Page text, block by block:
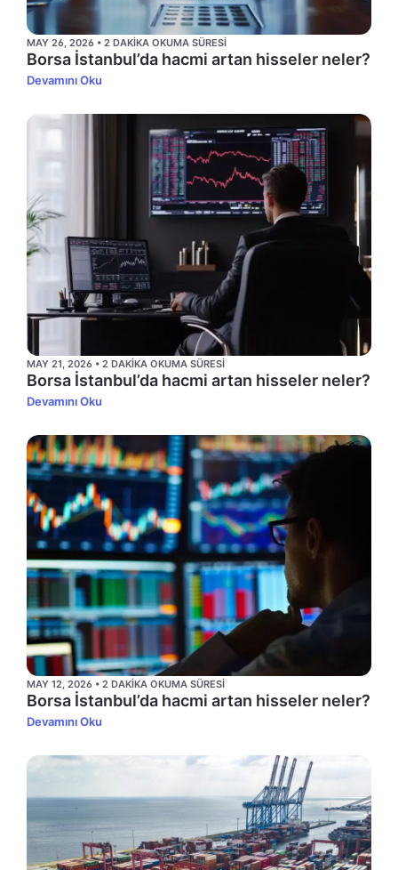
MAY 26, 2026 • 2 DAKIKA OKUMA SÜRESI
Borsa İstanbul’da hacmi artan hisseler neler?
Devamını Oku
MAY 21, 2026 • 2 DAKIKA OKUMA SÜRESI
Borsa İstanbul’da hacmi artan hisseler neler?
Devamını Oku
MAY 12, 2026 • 2 DAKIKA OKUMA SÜRESI
Borsa İstanbul’da hacmi artan hisseler neler?
Devamını Oku